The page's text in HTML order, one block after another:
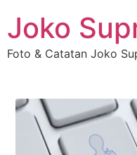
Joko
Foto & Catatan Joko